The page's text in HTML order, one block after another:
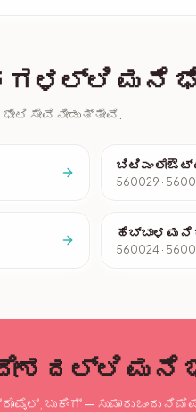
ಮನೆ
ಸೇವೆ ನೀಡುತ್ತೇವೆ.
ಬಿಟಿಎಂ ಲೇಔಟ್
560029 ·
ಹೆಬ್ಬಾಳ ಮನೆ
560024 ·
ಮನೆ
ಬುಕಿಂಗ್ — ಸುಮಾರು ಒಂದು